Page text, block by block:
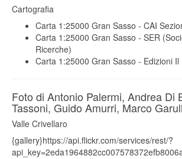
Cartografia
Carta 1:25000 Gran Sasso - CAI
Carta 1:25000 Gran Sasso - SER
Ricerche)
Carta 1:25000 Gran Sasso - Edizioni Il
Foto di Antonio Palermi, Andrea Di
Tassoni, Guido Amurri, Marco
Valle Crivellaro
{gallery}https://api.flickr.com/services/rest/?